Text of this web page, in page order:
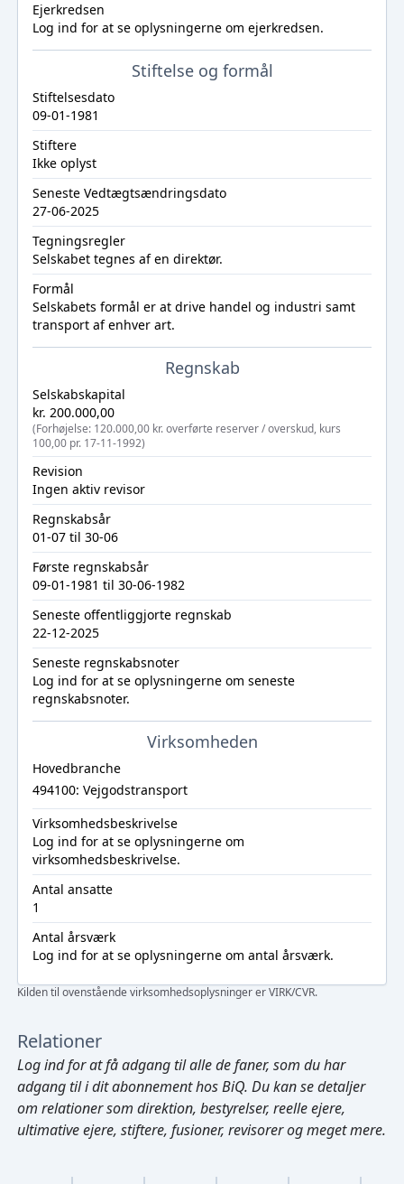
Cmd/Ctrl + K
Ejerkredsen
Log ind for at se oplysningerne om ejerkredsen.
Stiftelse og formål
Stiftelsesdato
09-01-1981
Stiftere
Ikke oplyst
Seneste Vedtægtsændringsdato
27-06-2025
Tegningsregler
Selskabet tegnes af en direktør.
Formål
Selskabets formål er at drive handel og industri samt
transport af enhver art.
Regnskab
Selskabskapital
kr. 200.000,00
(Forhøjelse: 120.000,00 kr. overførte reserver / overskud, kurs
100,00 pr. 17-11-1992)
Revision
Ingen aktiv revisor
Regnskabsår
01-07 til 30-06
Første regnskabsår
09-01-1981 til 30-06-1982
Seneste offentliggjorte regnskab
22-12-2025
Seneste regnskabsnoter
Log ind for at se oplysningerne om seneste
regnskabsnoter.
Virksomheden
Hovedbranche
494100: Vejgodstransport
Virksomhedsbeskrivelse
Log ind for at se oplysningerne om
virksomhedsbeskrivelse.
Antal ansatte
1
Antal årsværk
Log ind for at se oplysningerne om antal årsværk.
Kilden til ovenstående virksomhedsoplysninger er VIRK/CVR.
Relationer
Log indfor at få adgang til alle de faner, som du har
adgang til i dit abonnement hos BiQ. Du kan se detaljer
om relationer som direktion, bestyrelser, reelle ejere,
ultimative ejere, stiftere, fusioner, revisorer og meget mere.